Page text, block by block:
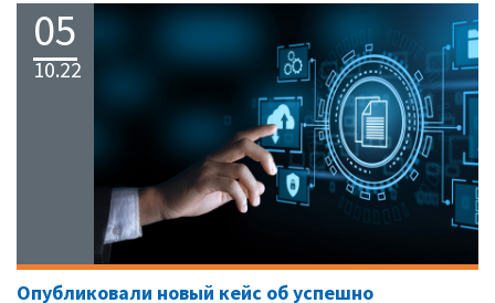
05
10.22
Опубликовали новый кейс об успешно